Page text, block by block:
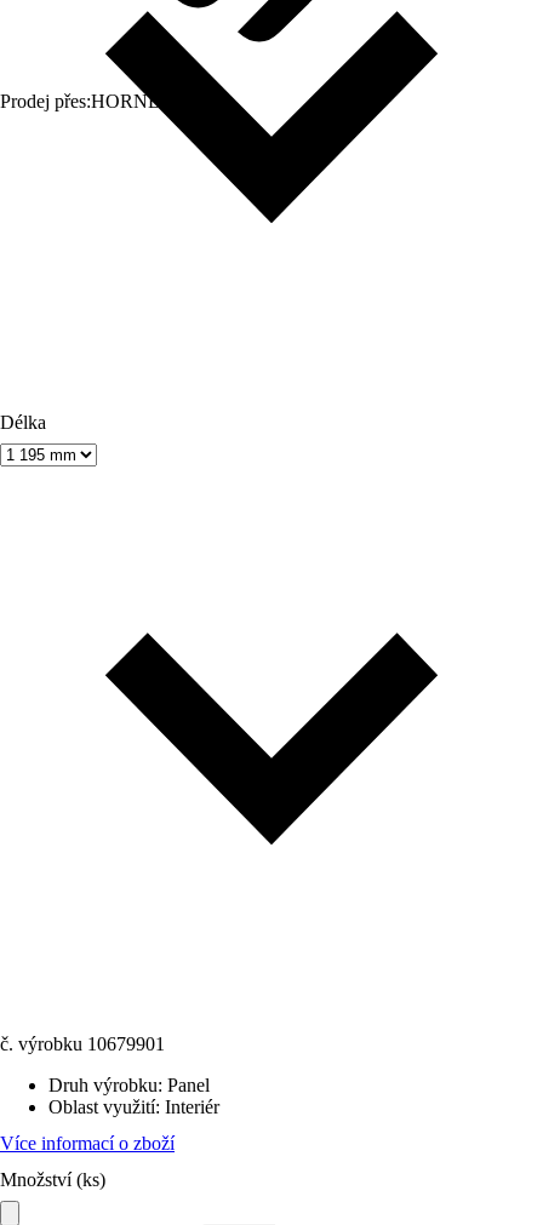
Prodej přes:HORNBACH
Délka
č. výrobku 10679901
Druh výrobku: Panel
Oblast využití: Interiér
Více informací o zboží
Množství (ks)